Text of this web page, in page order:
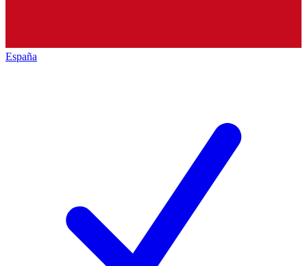
España